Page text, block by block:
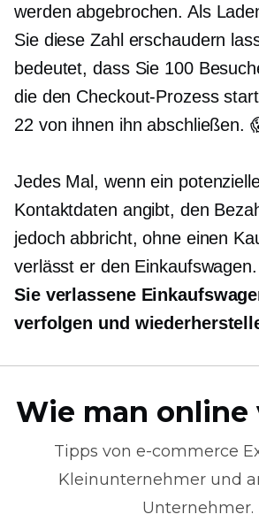
werden abgebrochen. Als
Sie diese Zahl erschaudern
bedeutet, dass Sie 100
die den Checkout-Prozess
22 von ihnen ihn abschließen.
Jedes Mal, wenn ein
Kontaktdaten angibt, den
jedoch abbricht, ohne einen
verlässt er den Einkaufswagen.
Sie verlassene
verfolgen und
Wie man
Tipps von e-commerce
Kleinunternehmer und
Unternehmer.